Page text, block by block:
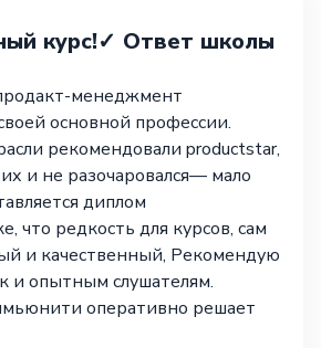
курс!✓ Ответ школы
менеджмент
основной профессии.
рекомендовали productstar,
и не разочаровался— мало
диплом
что редкость для курсов, сам
и качественный, Рекомендую
и опытным слушателям.
оперативно решает